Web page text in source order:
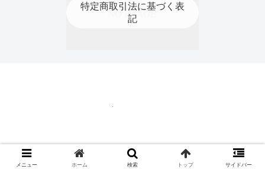
特定商取引法に基づく表
記
© 2020 ティーチングプロ 野山 佳治.
メニュー ホーム 検索 トップ サイドバー